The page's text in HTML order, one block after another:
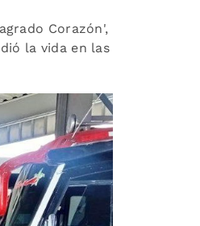
Corazón',
la vida en las